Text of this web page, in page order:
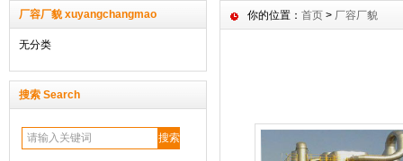
厂容厂貌 xuyangchangmao
无分类
搜索 Search
你的位置： 首页 > 厂容厂貌